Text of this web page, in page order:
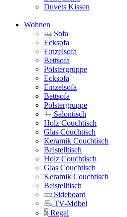
Duvets Kissen
Wohnen
Sofa
Ecksofa
Einzelsofa
Bettsofa
Polstergruppe
Ecksofa
Einzelsofa
Bettsofa
Polstergruppe
Salontisch
Holz Couchtisch
Glas Couchtisch
Keramik Couchtisch
Beistelltisch
Holz Couchtisch
Glas Couchtisch
Keramik Couchtisch
Beistelltisch
Sideboard
TV-Möbel
Regal